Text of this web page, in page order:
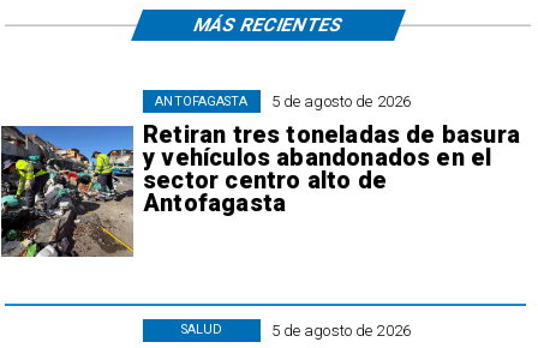
5 de agosto de 2026
Retiran tres toneladas de basura
y vehículos abandonados en el
sector centro alto de
Antofagasta
ANTOFAGASTA
5 de agosto de 2026
SALUD
MÁS RECIENTES